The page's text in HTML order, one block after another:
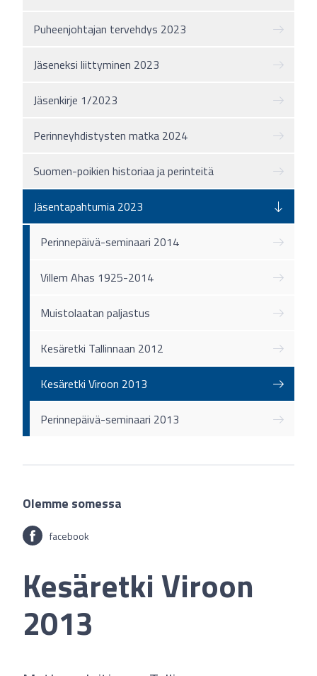
Puheenjohtajan tervehdys 2023
Jäseneksi liittyminen 2023
Jäsenkirje 1/2023
Perinneyhdistysten matka 2024
Suomen-poikien historiaa ja perinteitä
Jäsentapahtumia 2023
Perinnepäivä-seminaari 2014
Villem Ahas 1925-2014
Muistolaatan paljastus
Kesäretki Tallinnaan 2012
Kesäretki Viroon 2013
Perinnepäivä-seminaari 2013
Olemme somessa
facebook
Kesäretki Viroon
2013